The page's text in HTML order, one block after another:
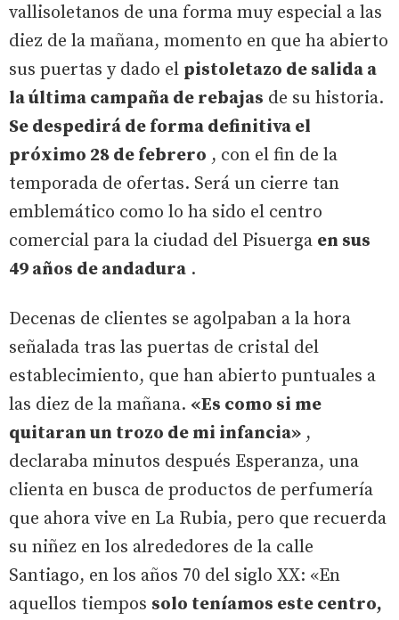
vallisoletanos de una forma muy especial a las
diez de la mañana, momento en que ha abierto
sus puertas y dado el pistoletazo de salida a
la última campaña de rebajas de su historia.
Se despedirá de forma definitiva el
próximo 28 de febrero , con el fin de la
temporada de ofertas. Será un cierre tan
emblemático como lo ha sido el centro
comercial para la ciudad del Pisuerga en sus
49 años de andadura .
Decenas de clientes se agolpaban a la hora
señalada tras las puertas de cristal del
establecimiento, que han abierto puntuales a
las diez de la mañana. «Es como si me
quitaran un trozo de mi infancia» ,
declaraba minutos después Esperanza, una
clienta en busca de productos de perfumería
que ahora vive en La Rubia, pero que recuerda
su niñez en los alrededores de la calle
Santiago, en los años 70 del siglo XX: «En
aquellos tiempos solo teníamos este centro,